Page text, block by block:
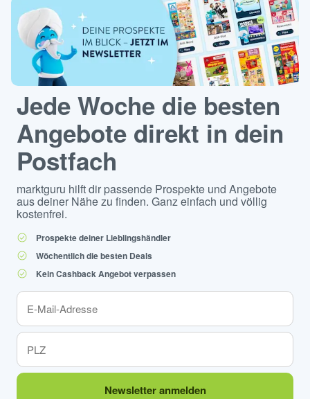
Jede Woche die besten
Angebote direkt in dein
Postfach
marktguru hilft dir passende Prospekte und Angebote
aus deiner Nähe zu finden. Ganz einfach und völlig
kostenfrei.
Prospekte deiner Lieblingshändler
Wöchentlich die besten Deals
Kein Cashback Angebot verpassen
Newsletter anmelden